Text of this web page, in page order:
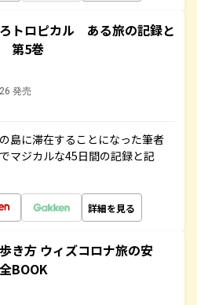
トロピカル ある旅の記録と
第5巻
発売
島に滞在することになった筆者
マジカルな45日間の記録と記
詳細を見る
き方 ウィズコロナ旅の安
BOOK